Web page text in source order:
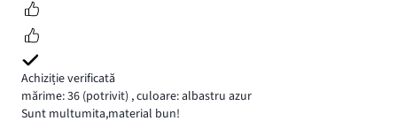
Achiziție verificată
mărime: 36 (potrivit) ,culoare: albastru azur
Sunt multumita,material bun!